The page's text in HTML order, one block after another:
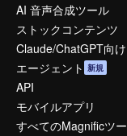
AI 音声合成ツール
ストックコンテンツ
Claude/ChatGPT向
エージェント 新規
API
モバイルアプリ
すべてのMagnificツ